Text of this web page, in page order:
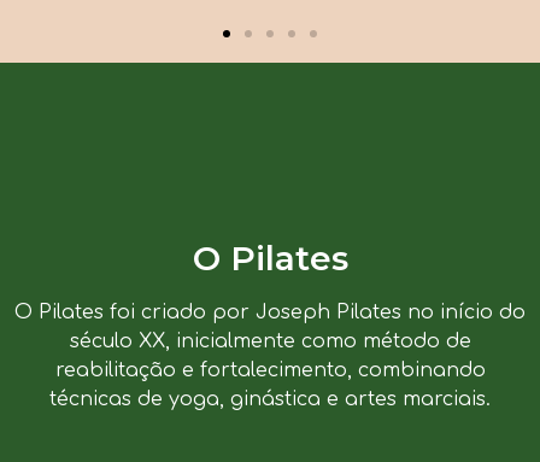
O Pilates
O Pilates foi criado por Joseph Pilates no início do
século XX, inicialmente como método de
reabilitação e fortalecimento, combinando
técnicas de yoga, ginástica e artes marciais.